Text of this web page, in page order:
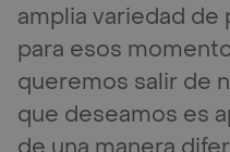
amplia variedad
para esos
queremos salir de
que deseamos es